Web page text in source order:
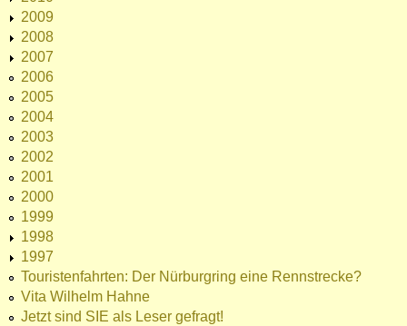
2009
2008
2007
2006
2005
2004
2003
2002
2001
2000
1999
1998
1997
Touristenfahrten: Der Nürburgring eine Rennstrecke?
Vita Wilhelm Hahne
Jetzt sind SIE als Leser gefragt!